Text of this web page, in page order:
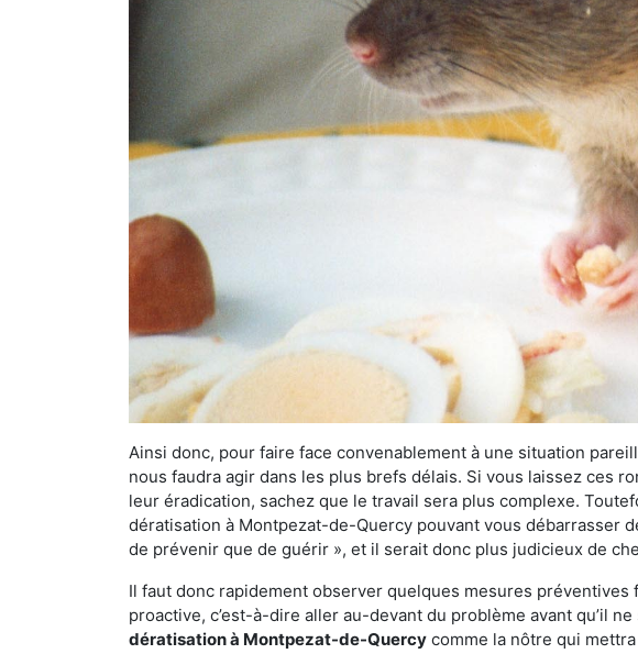
Ainsi donc, pour faire face convenablement à une situation
nous faudra agir dans les plus brefs délais. Si vous laissez ces
leur éradication, sachez que le travail sera plus complexe.
dératisation à Montpezat-de-Quercy pouvant vous débarrasser
de prévenir que de guérir », et il serait donc plus judicieux de
Il faut donc rapidement observer quelques mesures
proactive, c’est-à-dire aller au-devant du problème avant qu’il
dératisation à Montpezat-de-Quercy comme la nôtre qui